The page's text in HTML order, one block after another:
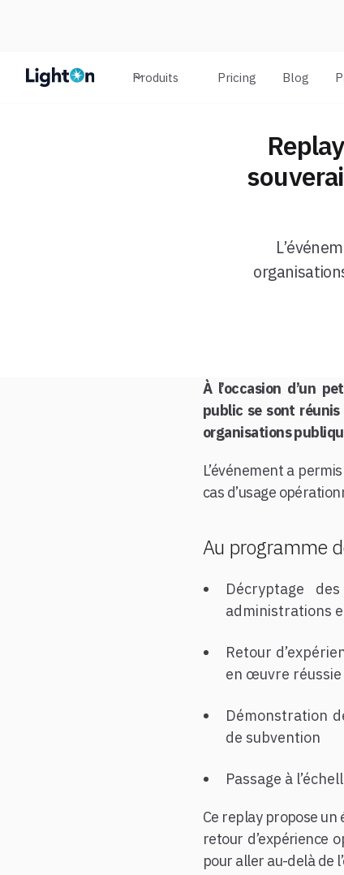
Produits Pricing Blog
À l’occasion d’un
public se sont réunis
organisations
L’événement a
cas d’usage
Au programme
Décryptage
administrations
Retour
en œuvre réussie
Démonstration
de subvention
Passage à
Ce replay propose un
retour d’expérience
pour aller au-delà de